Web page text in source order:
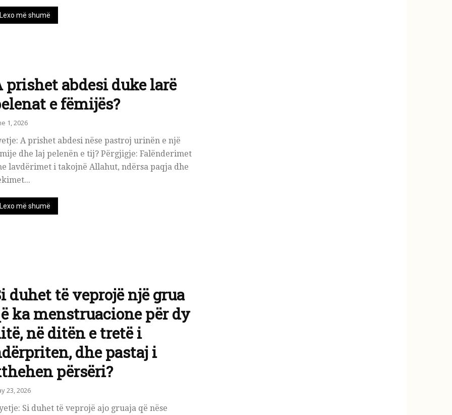
Lexo më shumë
prishet abdesi duke larë
e fëmijës?
1, 2026
A prishet abdesi nëse pastroj urinën e një
dhe laj pelenën e tij? Përgjigje: Falënderimet
lavdërimet i takojnë Allahut, ndërsa paqja dhe
Lexo më shumë
duhet të veprojë një grua
ka menstruacione për dy
në ditën e tretë i
dhe pastaj i
përsëri?
23, 2026
Si duhet të veprojë ajo gruaja që nëse